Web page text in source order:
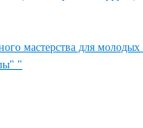
мастерства для молодых
"